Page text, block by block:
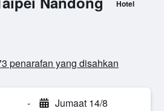
Hotel
penarafan yang disahkan
- Jumaat 14/8